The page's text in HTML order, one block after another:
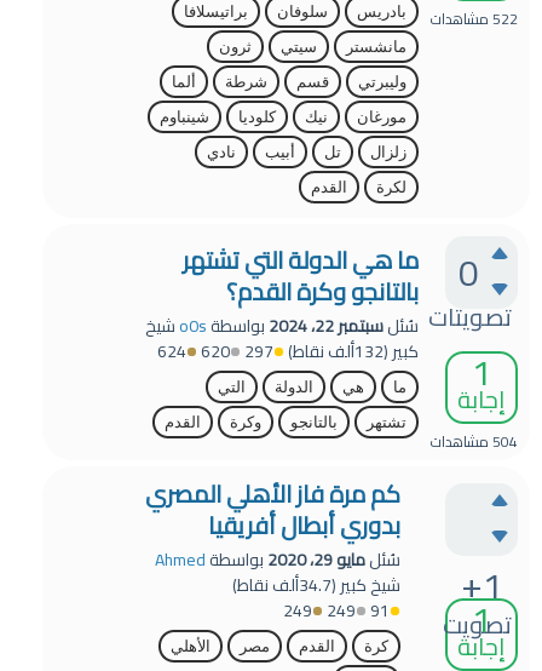
522مشاهدات
بادريس
سلوفان
براتيسلافا
مانشستر
سيتي
ثرون
وليبرتي
قسم شرطة
ألما
مورغان
نيك كلوديا
شينباوم
زلزال
تل أبيب
نادي
لكرة
القدم
0
تصويتات
1
إجابة
504مشاهدات
ما هي الدولة التي تشتهر
بالتانجو وكرة القدم؟
سُئلسبتمبر 22، 2024 بواسطةo0sشيخ
كبير(132ألف نقاط) 297
620
624
ما هي الدولة
التي
تشتهر
بالتانجو وكرة القدم
+1
تصويت
1
إجابة
كم مرة فاز الأهلي المصري
بدوري أبطال أفريقيا
سُئلمايو 29، 2020 بواسطةAhmed
شيخ كبير(34.7ألف
نقاط)
91
249
249
كرة القدم مصر
الأهلي